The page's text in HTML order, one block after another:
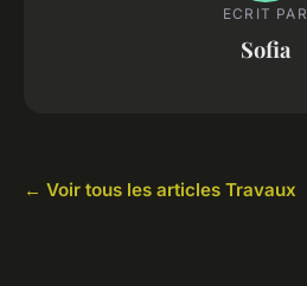
ECRIT PAR
Sofia
← Voir tous les articles Travaux